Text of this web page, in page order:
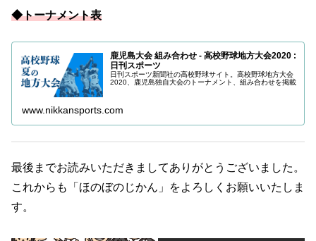
◆トーナメント表
鹿児島大会 組み合わせ - 高校野球地方大会2020 :
日刊スポーツ
日刊スポーツ新聞社の高校野球サイト。高校野球地方大会
2020、鹿児島独自大会のトーナメント、組み合わせを掲載
www.nikkansports.com
最後までお読みいただきましてありがとうございました。
これからも「ほのぼのじかん」をよろしくお願いいたしま
す。